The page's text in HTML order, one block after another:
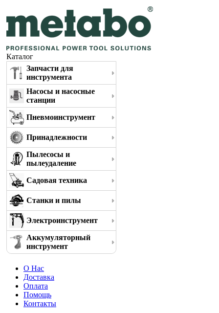
Каталог
Запчасти для
инструмента
Насосы и насосные
станции
Пневмоинструмент
Принадлежности
Пылесосы и
пылеудаление
Садовая техника
Станки и пилы
Электроинструмент
Аккумуляторный
инструмент
О Нас
Доставка
Оплата
Помощь
Контакты